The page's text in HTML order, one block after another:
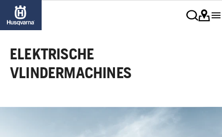
ELEKTRISCHE
VLINDERMACHINES